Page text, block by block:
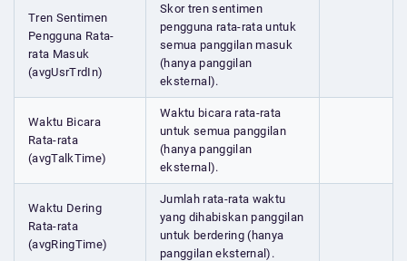
Tren Sentimen
Pengguna Rata-
rata Masuk
(avgUsrTrdIn)
Skor tren sentimen
pengguna rata-rata untuk
semua panggilan masuk
(hanya panggilan
eksternal).
Waktu Bicara
Rata-rata
(avgTalkTime)
Waktu bicara rata-rata
untuk semua panggilan
(hanya panggilan
eksternal).
Waktu Dering
Rata-rata
(avgRingTime)
Jumlah rata-rata waktu
yang dihabiskan panggilan
untuk berdering (hanya
panggilan eksternal).